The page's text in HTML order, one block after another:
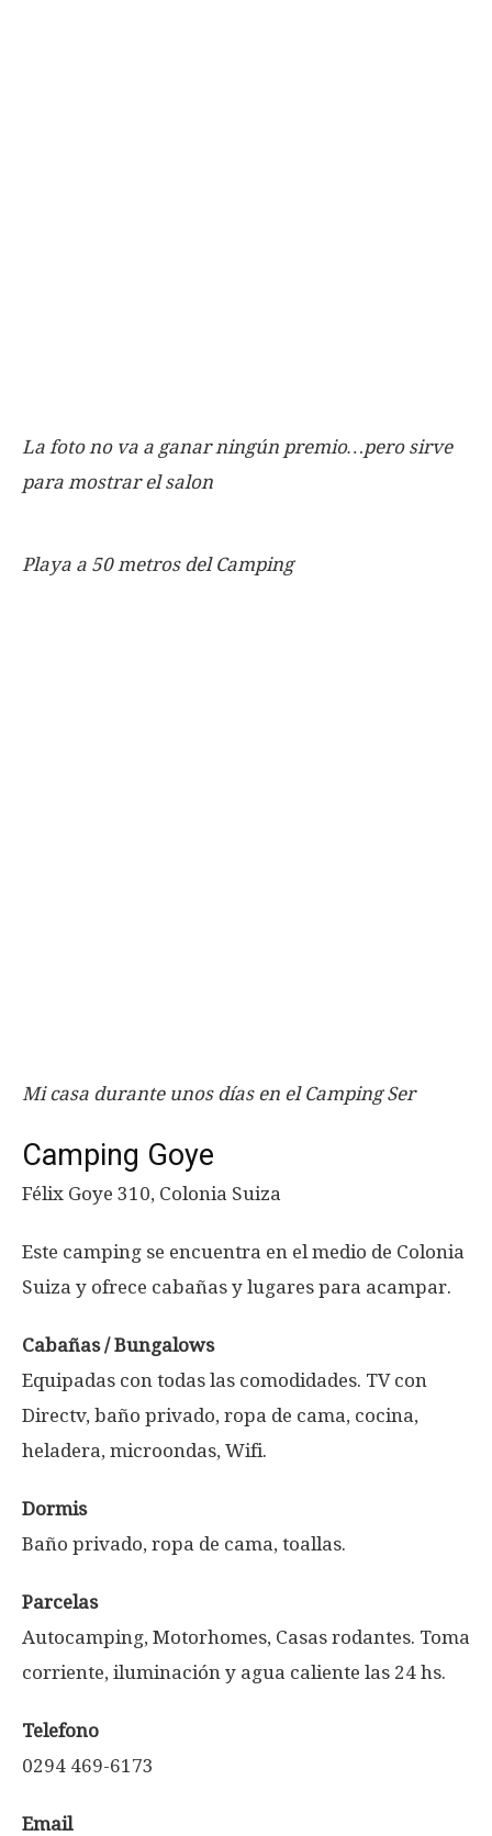
La foto no va a ganar ningún premio…pero sirve
para mostrar el salon
Playa a 50 metros del Camping
Mi casa durante unos días en el Camping Ser
Camping Goye
Félix Goye 310, Colonia Suiza
Este camping se encuentra en el medio de Colonia
Suiza y ofrece cabañas y lugares para acampar.
Cabañas / Bungalows
Equipadas con todas las comodidades. TV con
Directv, baño privado, ropa de cama, cocina,
heladera, microondas, Wifi.
Dormis
Baño privado, ropa de cama, toallas.
Parcelas
Autocamping, Motorhomes, Casas rodantes. Toma
corriente, iluminación y agua caliente las 24 hs.
Telefono
0294 469-6173
Email